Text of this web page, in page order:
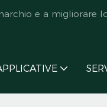
e a migliorare